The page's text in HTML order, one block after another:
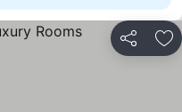
Partilhar